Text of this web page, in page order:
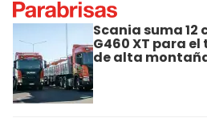
Scania suma 12
G460 XT para
de alta